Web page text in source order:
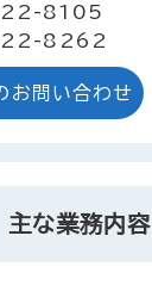
22-8105
22-8262
お問い合わせ
主な業務内容